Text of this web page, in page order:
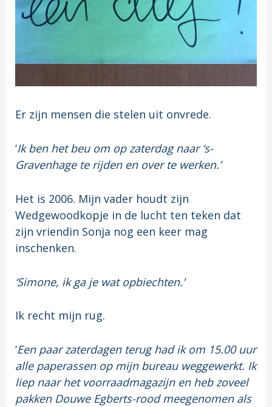
Er zijn mensen die stelen uit onvrede.
‘Ik ben het beu om op zaterdag naar ‘s-
Gravenhage te rijden en over te werken.’
Het is 2006. Mijn vader houdt zijn
Wedgewoodkopje in de lucht ten teken dat
zijn vriendin Sonja nog een keer mag
inschenken.
‘Simone, ik ga je wat opbiechten.’
Ik recht mijn rug.
‘Een paar zaterdagen terug had ik om 15.00 uur
alle paperassen op mijn bureau weggewerkt. Ik
liep naar het voorraadmagazijn en heb zoveel
pakken Douwe Egberts-rood meegenomen als